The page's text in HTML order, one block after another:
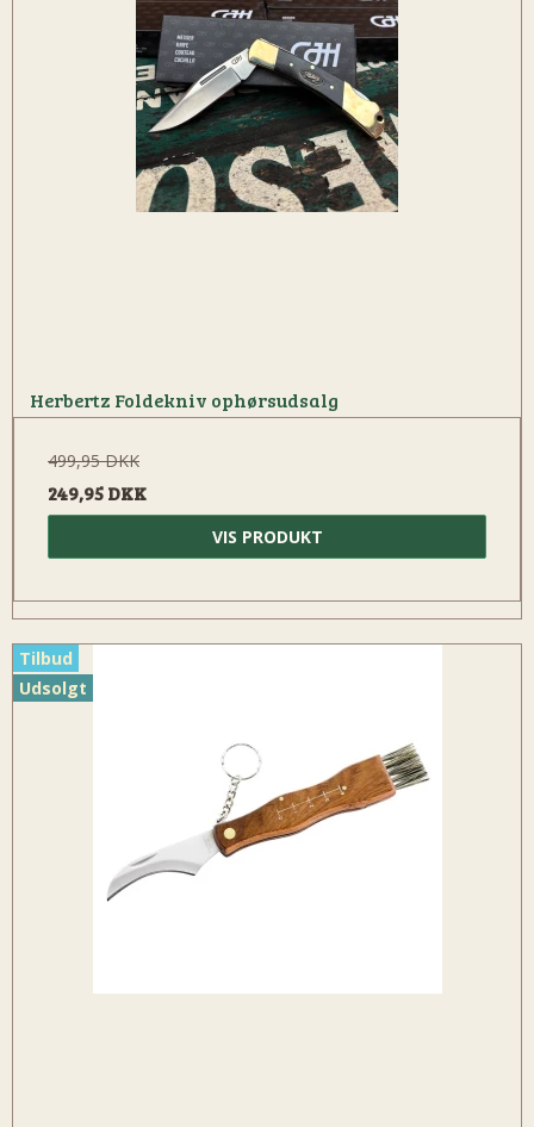
Herbertz Foldekniv ophørsudsalg
499,95 DKK
249,95 DKK
VIS PRODUKT
Tilbud
Udsolgt